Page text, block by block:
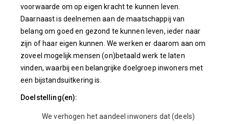
voorwaarde om op eigen kracht te kunnen leven.
Daarnaast is deelnemen aan de maatschappij van
belang om goed en gezond te kunnen leven, ieder naar
zijn of haar eigen kunnen. We werken er daarom aan om
zoveel mogelijk mensen (on)betaald werk te laten
vinden, waarbij een belangrijke doelgroep inwoners met
een bijstandsuitkering is.
Doelstelling(en):
We verhogen het aandeel inwoners dat (deels)